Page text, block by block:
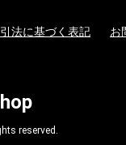
法に基づく表記 お
reserved.